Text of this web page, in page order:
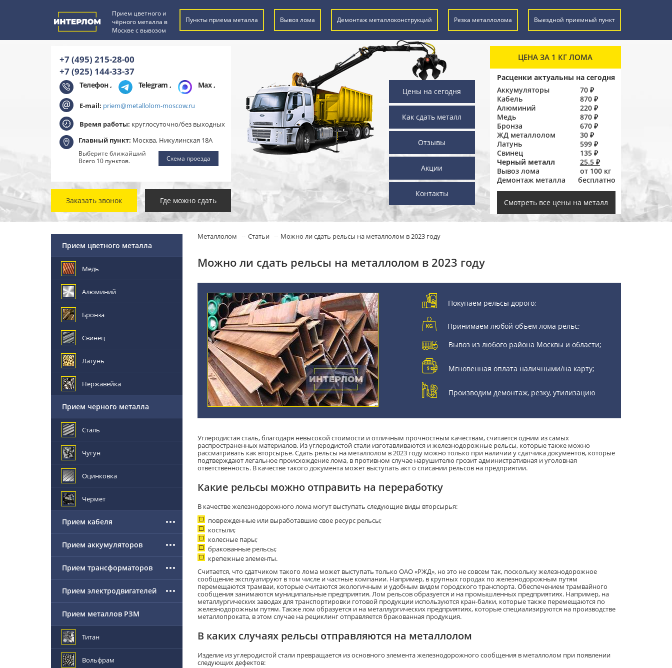
Прием цветного и
чёрного металла в
Москве с вывозом
Пункты приема металла Вывоз лома Демонтаж металлоконструкций Резка металлолома Выездной приемный пункт
+7 (495) 215-28-00
+7 (925) 144-33-37
Телефон , Telegram , Max,
E-mail: priem@metallolom-moscow.ru
Время работы: круглосуточно/без выходных
Главный пункт: Москва, Никулинская 18А
Выберите ближайший
Всего 10 пунктов.
Схема проезда
Заказать звонок Где можно сдать
ЦЕНА ЗА 1 КГ ЛОМА
Расценки актуальны на сегодня
Аккумуляторы
70 ₽
Кабель
870 ₽
Алюминий
220 ₽
Медь
870 ₽
Бронза
670 ₽
ЖД металлолом
30 ₽
Латунь
599 ₽
Свинец
135 ₽
Черный металл
25.5 ₽
Вывоз лома
от 100 кг
Демонтаж металла
бесплатно
Смотреть все цены на металл
Цены на сегодня
Как сдать металл
Отзывы
Акции
Контакты
Металлолом Статьи Можно ли сдать рельсы на металлолом в 2023 году
Можно ли сдать рельсы на металлолом в 2023 году
Покупаем рельсы дорого;
Принимаем любой объем лома рельс;
Вывоз из любого района Москвы и области;
Мгновенная оплата наличными/на карту;
Производим демонтаж, резку, утилизацию
Углеродистая сталь, благодаря невысокой стоимости и отличным прочностным качествам, считается одним из самых
распространенных материалов. Из углеродистой стали изготавливаются и железнодорожные рельсы, которые также можно
рассматривать как вторсырье. Сдать рельсы на металлолом в 2023 году можно только при наличии у сдатчика документов, которые
подтверждают легальное происхождение лома, в противном случае нарушителю грозит административная и уголовная
ответственность. В качестве такого документа может выступать акт о списании рельсов на предприятии.
Какие рельсы можно отправить на переработку
В качестве железнодорожного лома могут выступать следующие виды вторсырья:
поврежденные или выработавшие свое ресурс рельсы;
костыли;
колесные пары;
бракованные рельсы;
крепежные элементы.
Считается, что сдатчиком такого лома может выступать только ОАО «РЖД», но это не совсем так, поскольку железнодорожное
сообщение эксплуатируют в том числе и частные компании. Например, в крупных городах по железнодорожным путям
перемещаются трамваи, которые считаются экологичным и удобным видом городского транспорта. Обеспечением трамвайного
сообщения занимаются муниципальные предприятия. Лом рельсов образуется и на промышленных предприятиях. Например, на
металлургических заводах для транспортировки готовой продукции используются кран-балки, которые также перемещаются по
железнодорожным путям. Также лом образуется и на металлургических предприятиях, которые специализируются на производстве
металлопроката, в этом случае на рециклинг отправляется бракованная продукция.
В каких случаях рельсы отправляются на металлолом
Изделие из углеродистой стали превращается из основного элемента железнодорожного сообщения в металлолом при появлении
следующих дефектов:
Прием цветного металла
Медь
Алюминий
Бронза
Свинец
Латунь
Нержавейка
Прием черного металла
Сталь
Чугун
Оцинковка
Чермет
Прием кабеля
Прием аккумуляторов
Прием трансформаторов
Прием электродвигателей
Прием металлов РЗМ
Титан
Вольфрам